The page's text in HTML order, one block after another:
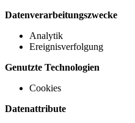
Datenverarbeitungszwecke
Analytik
Ereignisverfolgung
Genutzte Technologien
Cookies
Datenattribute